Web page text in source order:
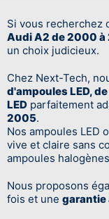
Si vous recherchez
Audi A2 de 2000
un choix judicieux.
Chez Next-Tech,
d'ampoules LED,
LED parfaitement
2005.
Nos ampoules LED
vive et claire sans
ampoules
Nous proposons
fois et une garantie